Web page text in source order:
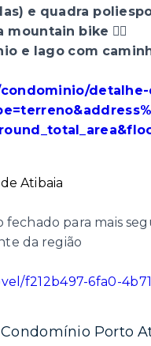
e quadra
bike 🚴‍♂️
e lago com
Atibaia
para mais
da região
f212b497-6fa0-
Porto